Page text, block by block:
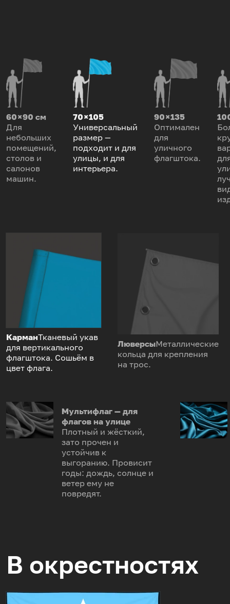
60 × 90 см
Для
небольших
помещений,
столов и
салонов
машин.
70 × 105
Универсальный
размер —
подходит и для
улицы, и для
интерьера.
90 × 135
Оптимален
для
уличного
флагштока.
КарманТканевый укав
для вертикального
флагштока. Сошьём в
цвет флага.
ЛюверсыМеталлические
кольца для крепления
на трос.
Мультифлаг — для
флагов на улице
Плотный и жёсткий,
зато прочен и
устойчив к
выгоранию. Провисит
годы: дождь, солнце и
ветер ему не
повредят.
В окрестностях